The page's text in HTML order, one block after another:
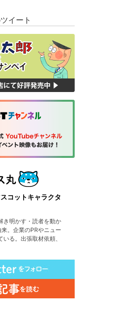
イート
コットキャラクタ
き明かす・読者を動か
。企業のPRやニュー
る。出張取材依頼、